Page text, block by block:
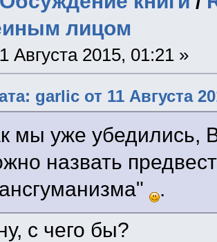
лицом
Августа 2015, 01:21 »
garlic от 11 Августа
мы уже убедились,
назвать
.
с чего бы?